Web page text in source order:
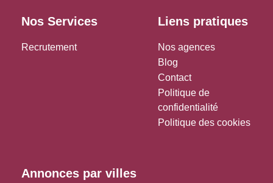
Nos Services
Recrutement
Liens pratiques
Nos agences
Blog
Contact
Politique de
confidentialité
Politique des cookies
Annonces par villes